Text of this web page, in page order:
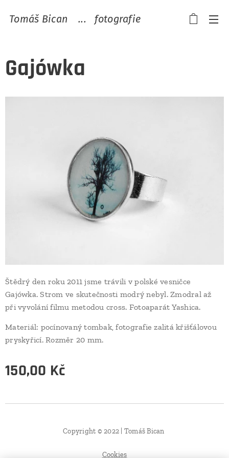
Tomáš Bican ... fotografie
Gajówka
Štědrý den roku 2011 jsme trávili v polské vesničce
Gajówka. Strom ve skutečnosti modrý nebyl. Zmodral až
při vyvolání filmu metodou cross. Fotoaparát Yashica.
Materiál: pocínovaný tombak, fotografie zalitá křišťálovou
pryskyřicí. Rozměr 20 mm.
150,00 Kč
Copyright © 2022 | Tomáš Bican
Cookies